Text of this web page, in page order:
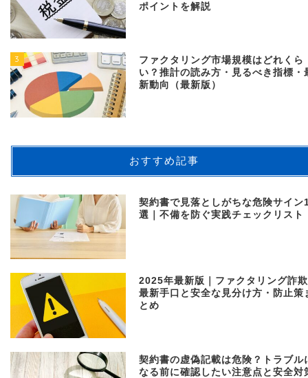
ポイントを解説
3
ファクタリング市場規模はどれくら
い？推計の読み方・見るべき指標・
新動向（最新版）
おすすめ記事
契約書で見落としがちな危険サイン
選｜不備を防ぐ実践チェックリスト
2025年最新版｜ファクタリング詐
最新手口と安全な見分け方・防止策
とめ
契約書の虚偽記載は危険？トラブル
なる前に確認したい注意点と安全対